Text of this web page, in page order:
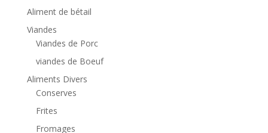
Aliment de bétail
Viandes
Viandes de Porc
viandes de Boeuf
Aliments Divers
Conserves
Frites
Fromages